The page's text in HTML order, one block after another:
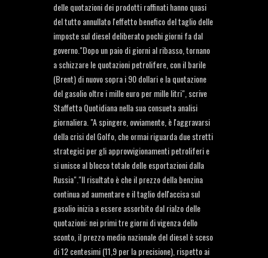
delle quotazioni dei prodotti raffinati hanno quasi
del tutto annullato l'effetto benefico del taglio delle
imposte sul diesel deliberato pochi giorni fa dal
governo."Dopo un paio di giorni al ribasso, tornano
a schizzare le quotazioni petrolifere, con il barile
(Brent) di nuovo sopra i 90 dollari e la quotazione
del gasolio oltre i mille euro per mille litri", scrive
Staffetta Quotidiana nella sua consueta analisi
giornaliera. "A spingere, ovviamente, è l'aggravarsi
della crisi del Golfo, che ormai riguarda due stretti
strategici per gli approvvigionamenti petroliferi e
si unisce al blocco totale delle esportazioni dalla
Russia"."Il risultato è che il prezzo della benzina
continua ad aumentare e il taglio dell'accisa sul
gasolio inizia a essere assorbito dal rialzo delle
quotazioni: nei primi tre giorni di vigenza dello
sconto, il prezzo medio nazionale del diesel è sceso
di 12 centesimi (11,9 per la precisione), rispetto ai